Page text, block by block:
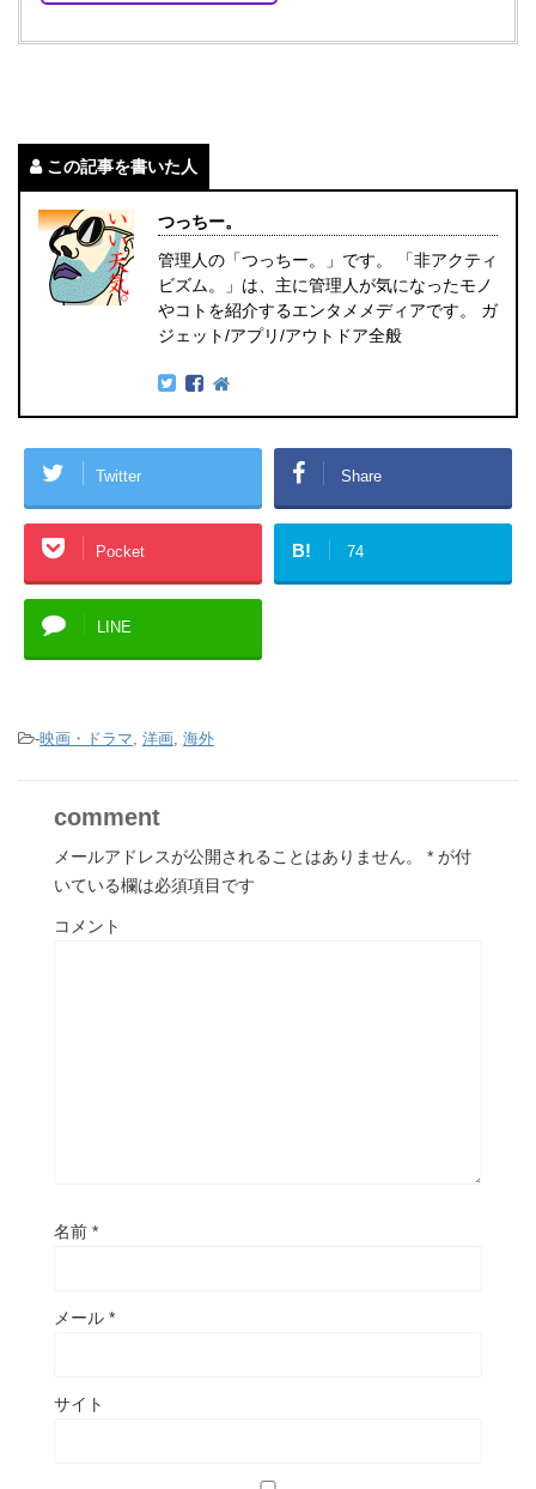
この記事を書いた人
つっちー。
管理人の「つっちー。」です。 「非アクティ
ビズム。」は、主に管理人が気になったモノ
やコトを紹介するエンタメメディアです。 ガ
ジェット/アプリ/アウトドア全般
Twitter Share
Pocket B! 74
LINE
-映画・ドラマ 洋画 海外
comment
メールアドレスが公開されることはありません。 * が付
いている欄は必須項目です
コメント
名前 *
メール *
サイト